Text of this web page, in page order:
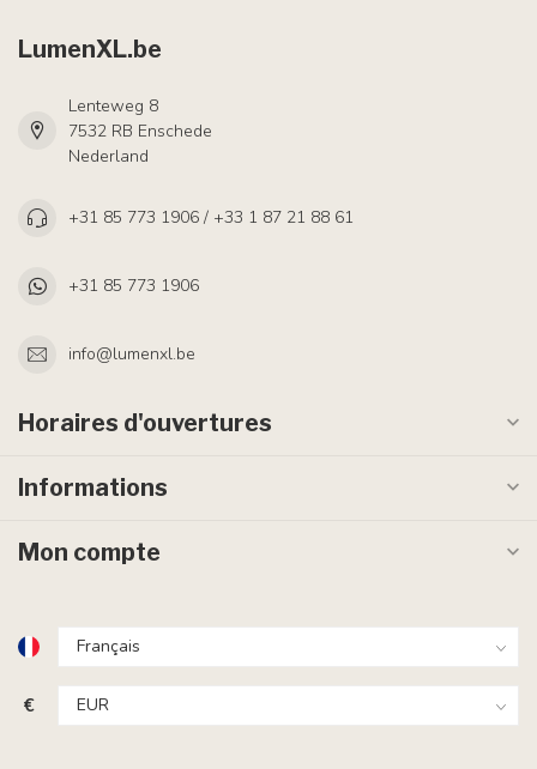
LumenXL.be
Lenteweg 8
7532 RB Enschede
Nederland
+31 85 773 1906 / +33 1 87 21 88 61
+31 85 773 1906
info@lumenxl.be
Horaires d'ouvertures
Informations
Mon compte
€